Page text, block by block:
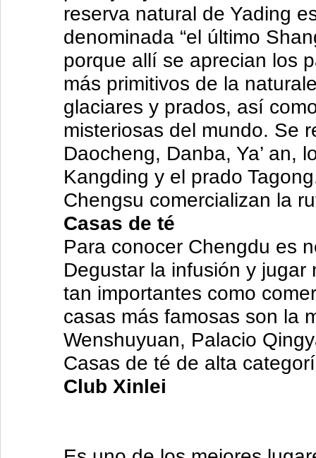
reserva natural de Yading
denominada “el último
porque allí se aprecian los
más primitivos de la
glaciares y prados, así
misteriosas del mundo. Se
Daocheng, Danba, Ya’ an,
Kangding y el prado
Chengsu comercializan la
Casas de té
Para conocer Chengdu es
Degustar la infusión y
tan importantes como
casas más famosas son la
Wenshuyuan, Palacio
Casas de té de alta
Club Xinlei